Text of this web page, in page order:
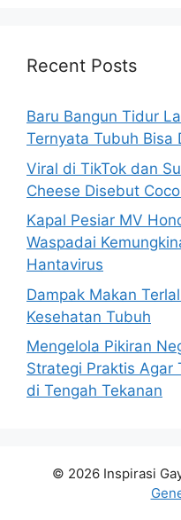
h
r
:
Recent Posts
Baru Bangun Tidur
Ternyata Tubuh Bisa
Viral di TikTok dan
Cheese Disebut
Kapal Pesiar MV
Waspadai
Hantavirus
Dampak Makan
Kesehatan Tubuh
Mengelola Pikiran
Strategi Praktis Agar
di Tengah Tekanan
© 2026 Inspirasi